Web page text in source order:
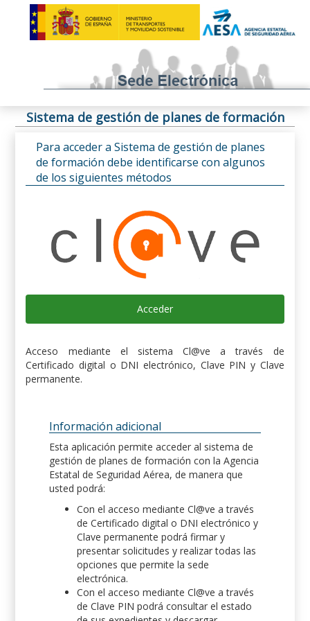
Sistema de gestión de planes de formación
Para acceder a Sistema de gestión de planes
de formación debe identificarse con algunos
de los siguientes métodos
Acceder
Acceso mediante el sistema Cl@ve a través de
Certificado digital o DNI electrónico, Clave PIN y Clave
permanente.
Información adicional
Esta aplicación permite acceder al sistema de
gestión de planes de formación con la Agencia
Estatal de Seguridad Aérea, de manera que
usted podrá:
Con el acceso mediante Cl@ve a través
de Certificado digital o DNI electrónico y
Clave permanente podrá firmar y
presentar solicitudes y realizar todas las
opciones que permite la sede
electrónica.
Con el acceso mediante Cl@ve a través
de Clave PIN podrá consultar el estado